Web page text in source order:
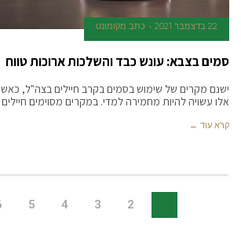
22 בדצמבר 2021 כתב מקומונט
סמים בצבא: עונש כבד והשלכות ארוכות טווח
ישנם מקרים של שימוש בסמים בקרב חיילים בצה"ל,
אלו עשויה להיות מחמירה למדי. במקרים מסוימים חיילים
קרא עוד ←
2
3
4
5